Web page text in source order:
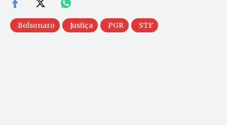
Bolsonaro Justiça PGR STF